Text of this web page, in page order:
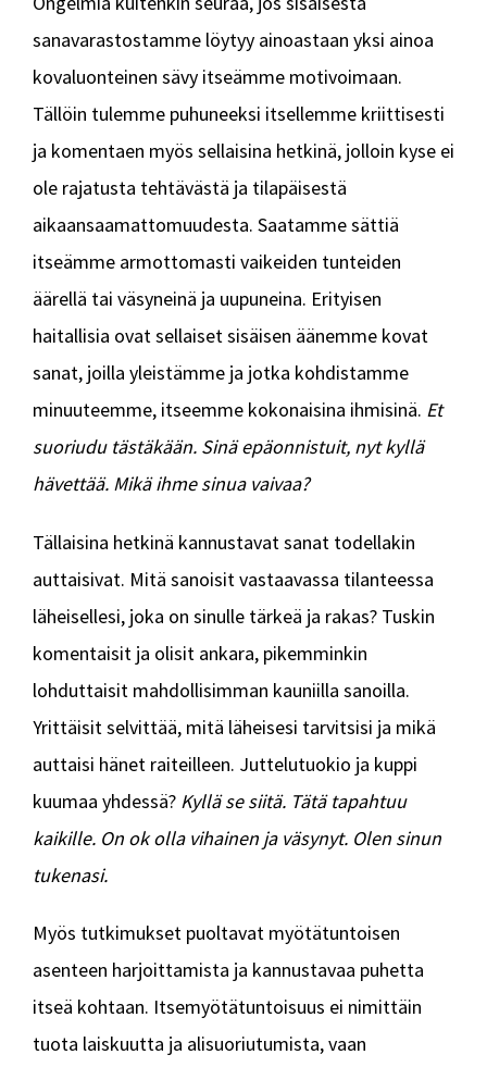
sanavarastostamme löytyy ainoastaan yksi ainoa
kovaluonteinen sävy itseämme motivoimaan.
Tällöin tulemme puhuneeksi itsellemme kriittisesti
ja komentaen myös sellaisina hetkinä, jolloin kyse ei
ole rajatusta tehtävästä ja tilapäisestä
aikaansaamattomuudesta. Saatamme sättiä
itseämme armottomasti vaikeiden tunteiden
äärellä tai väsyneinä ja uupuneina. Erityisen
haitallisia ovat sellaiset sisäisen äänemme kovat
sanat, joilla yleistämme ja jotka kohdistamme
minuuteemme, itseemme kokonaisina ihmisinä. Et
suoriudu tästäkään. Sinä epäonnistuit, nyt kyllä
hävettää. Mikä ihme sinua vaivaa?
Tällaisina hetkinä kannustavat sanat todellakin
auttaisivat. Mitä sanoisit vastaavassa tilanteessa
läheisellesi, joka on sinulle tärkeä ja rakas? Tuskin
komentaisit ja olisit ankara, pikemminkin
lohduttaisit mahdollisimman kauniilla sanoilla.
Yrittäisit selvittää, mitä läheisesi tarvitsisi ja mikä
auttaisi hänet raiteilleen. Juttelutuokio ja kuppi
kuumaa yhdessä? Kyllä se siitä. Tätä tapahtuu
kaikille. On ok olla vihainen ja väsynyt. Olen sinun
tukenasi.
Myös tutkimukset puoltavat myötätuntoisen
asenteen harjoittamista ja kannustavaa puhetta
itseä kohtaan. Itsemyötätuntoisuus ei nimittäin
tuota laiskuutta ja alisuoriutumista, vaan